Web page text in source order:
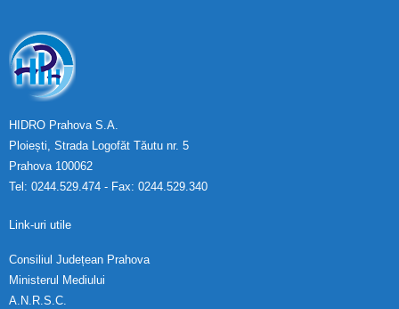
HIDRO Prahova S.A.
Ploiești, Strada Logofăt Tăutu nr. 5
Prahova 100062
Tel: 0244.529.474 - Fax: 0244.529.340
Link-uri utile
Consiliul Județean Prahova
Ministerul Mediului
A.N.R.S.C.